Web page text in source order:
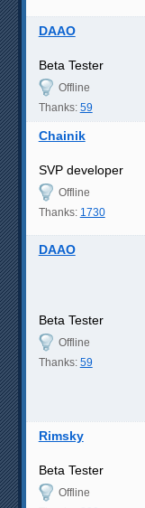
DAAO
Beta Tester
Offline
Thanks: 59
Chainik
SVP developer
Offline
Thanks: 1730
DAAO
Beta Tester
Offline
Thanks: 59
Rimsky
Beta Tester
Offline